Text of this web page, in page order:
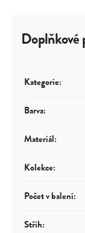
Doplňkové
Kategorie:
Barva:
Materiál:
Kolekce:
Počet v balení:
Střih: